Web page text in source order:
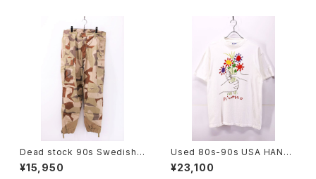
Dead stock 90s Swedish
Military M-90 Splinter Cam
o Pants W38 L32 古着
¥15,950
Used 80s-90s USA HANES
PICASSO The Bouquet Art
Graphic T-Shirt Size L 古着
¥23,100